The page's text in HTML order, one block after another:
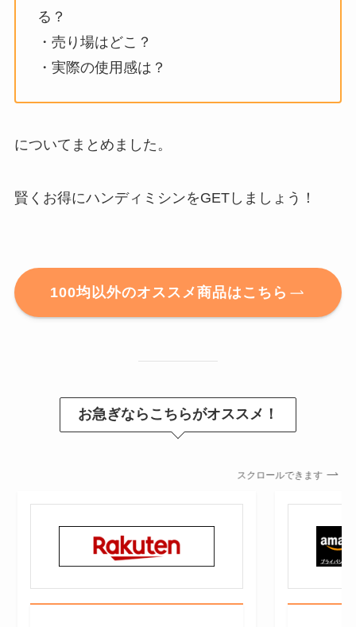
る？
・売り場はどこ？
・実際の使用感は？
についてまとめました。
賢くお得にハンディミシンをGETしましょう！
100均以外のオススメ商品はこちら
お急ぎならこちらがオススメ！
スクロールできます